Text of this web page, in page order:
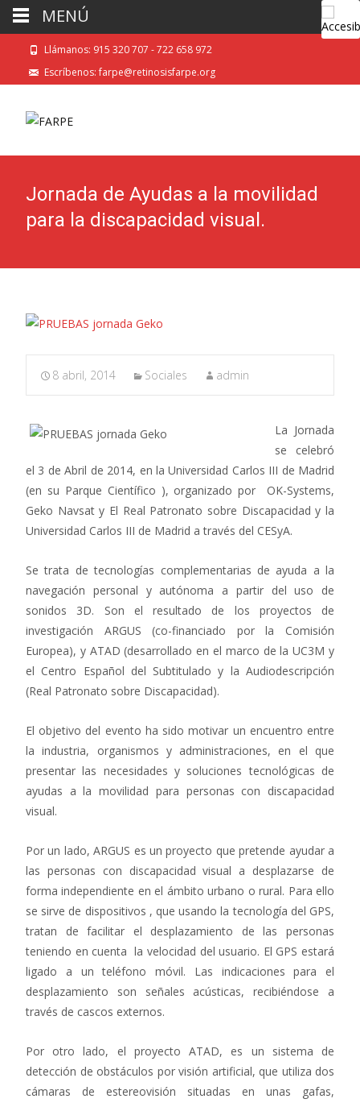
Llámanos: 915 320 707 - 722 658 972
Escríbenos: farpe@retinosisfarpe.org
Jornada de Ayudas a la movilidad
para la discapacidad visual.
8 abril, 2014 Sociales admin
La Jornada
se celebró
el 3 de Abril de 2014, en la Universidad Carlos III de Madrid
(en su Parque Científico ), organizado por OK-Systems,
Geko Navsat y El Real Patronato sobre Discapacidad y la
Universidad Carlos III de Madrid a través del CESyA.
Se trata de tecnologías complementarias de ayuda a la
navegación personal y autónoma a partir del uso de
sonidos 3D. Son el resultado de los proyectos de
investigación ARGUS (co-financiado por la Comisión
Europea), y ATAD (desarrollado en el marco de la UC3M y
el Centro Español del Subtitulado y la Audiodescripción
(Real Patronato sobre Discapacidad).
El objetivo del evento ha sido motivar un encuentro entre
la industria, organismos y administraciones, en el que
presentar las necesidades y soluciones tecnológicas de
ayudas a la movilidad para personas con discapacidad
visual.
Por un lado, ARGUS es un proyecto que pretende ayudar a
las personas con discapacidad visual a desplazarse de
forma independiente en el ámbito urbano o rural. Para ello
se sirve de dispositivos , que usando la tecnología del GPS,
tratan de facilitar el desplazamiento de las personas
teniendo en cuenta la velocidad del usuario. El GPS estará
ligado a un teléfono móvil. Las indicaciones para el
desplazamiento son señales acústicas, recibiéndose a
través de cascos externos.
Por otro lado, el proyecto ATAD, es un sistema de
detección de obstáculos por visión artificial, que utiliza dos
cámaras de estereovisión situadas en unas gafas,
MENÚ